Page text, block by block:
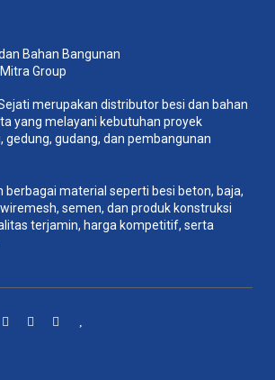
merupakan distributor besi dan bahan
yang melayani kebutuhan proyek
gedung, gudang, dan pembangunan
berbagai material seperti besi beton, baja,
semen, dan produk konstruksi
terjamin, harga kompetitif, serta